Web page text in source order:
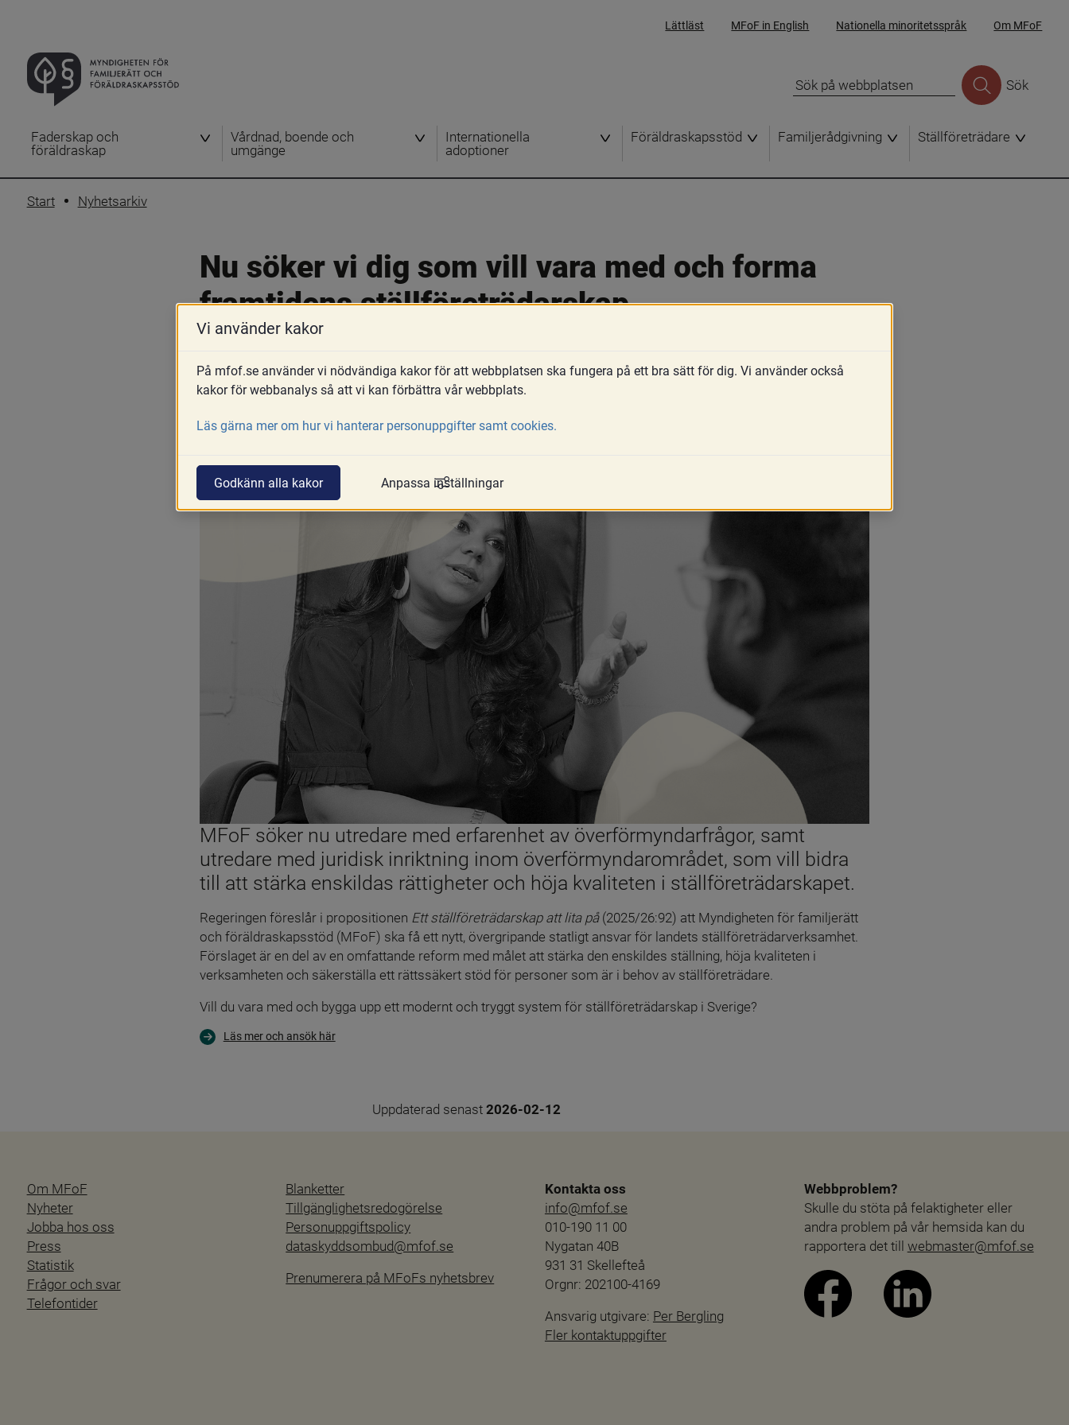
Lättläst MFoF in English Nationella minoritetsspråk Om MFoF
Sök
Faderskap och
föräldraskap
Vårdnad, boende och
umgänge
Internationella
adoptioner
Föräldraskapsstöd Familjerådgivning Ställföreträdare
Start Nyhetsarkiv
Nu söker vi dig som vill vara med och forma
framtidens ställföreträdarskap
MFoF söker nu utredare med erfarenhet av överförmyndarfrågor, samt
utredare med juridisk inriktning inom överförmyndarområdet, som vill bidra
till att stärka enskildas rättigheter och höja kvaliteten i ställföreträdarskapet.
Regeringen föreslår i propositionen Ett ställföreträdarskap att lita på (2025/26:92) att Myndigheten för familjerätt
och föräldraskapsstöd (MFoF) ska få ett nytt, övergripande statligt ansvar för landets ställföreträdarverksamhet.
Förslaget är en del av en omfattande reform med målet att stärka den enskildes ställning, höja kvaliteten i
verksamheten och säkerställa ett rättssäkert stöd för personer som är i behov av ställföreträdare.
Vill du vara med och bygga upp ett modernt och tryggt system för ställföreträdarskap i Sverige?
Läs mer och ansök här
Uppdaterad senast 2026-02-12
Om MFoF
Nyheter
Jobba hos oss
Press
Statistik
Frågor och svar
Telefontider
Blanketter
Tillgänglighetsredogörelse
Personuppgiftspolicy
dataskyddsombud@mfof.se
Prenumerera på MFoFs nyhetsbrev
Kontakta oss
info@mfof.se
010-190 11 00
Nygatan 40B
931 31 Skellefteå
Orgnr: 202100-4169
Ansvarig utgivare: Per Bergling
Fler kontaktuppgifter
Webbproblem?
Skulle du stöta på felaktigheter eller
andra problem på vår hemsida kan du
rapportera det till webmaster@mfof.se
Vi använder kakor
På mfof.se använder vi nödvändiga kakor för att webbplatsen ska fungera på ett bra sätt för dig. Vi använder också
kakor för webbanalys så att vi kan förbättra vår webbplats.
Läs gärna mer om hur vi hanterar personuppgifter samt cookies.
Godkänn alla kakor Anpassa inställningar